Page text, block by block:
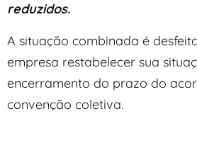
reduzidos.
A situação combinada é
empresa restabelecer sua
encerramento do prazo do
convenção coletiva.